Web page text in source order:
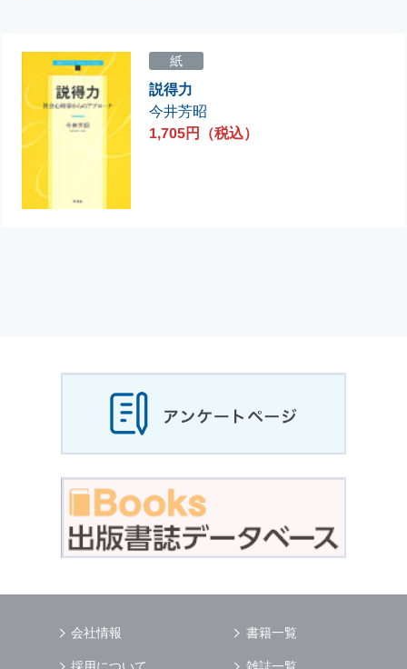
紙
説得力
今井芳昭
1,705円（税込）
会社情報 書籍一覧